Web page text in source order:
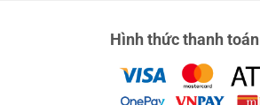
Hình thức thanh toán